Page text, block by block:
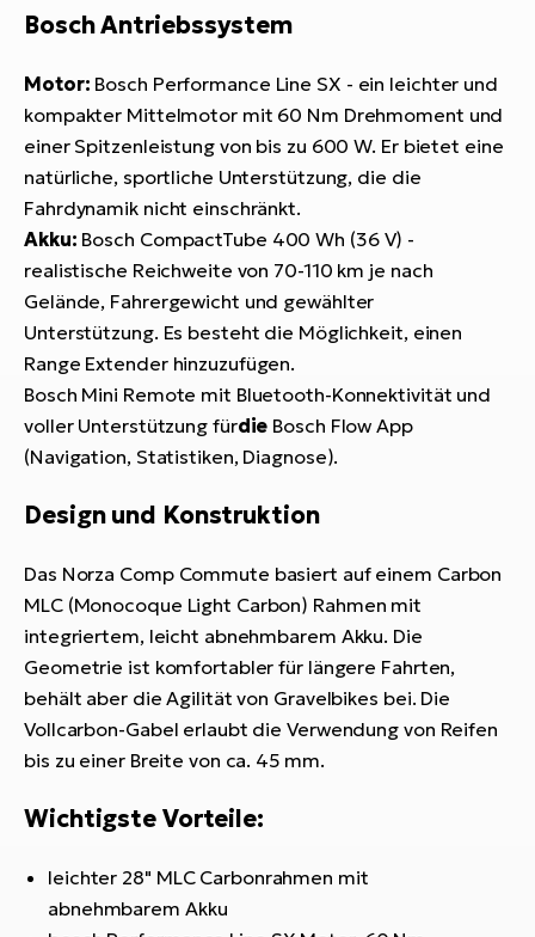
Bosch Antriebssystem
Motor: Bosch Performance Line SX - ein leichter und
kompakter Mittelmotor mit 60 Nm Drehmoment und
einer Spitzenleistung von bis zu 600 W. Er bietet eine
natürliche, sportliche Unterstützung, die die
Fahrdynamik nicht einschränkt.
Akku: Bosch CompactTube 400 Wh (36 V) -
realistische Reichweite von 70-110 km je nach
Gelände, Fahrergewicht und gewählter
Unterstützung. Es besteht die Möglichkeit, einen
Range Extender hinzuzufügen.
Bosch Mini Remote mit Bluetooth-Konnektivität und
voller Unterstützung fürdie Bosch Flow App
(Navigation, Statistiken, Diagnose).
Design und Konstruktion
Das Norza Comp Commute basiert auf einem Carbon
MLC (Monocoque Light Carbon) Rahmen mit
integriertem, leicht abnehmbarem Akku. Die
Geometrie ist komfortabler für längere Fahrten,
behält aber die Agilität von Gravelbikes bei. Die
Vollcarbon-Gabel erlaubt die Verwendung von Reifen
bis zu einer Breite von ca. 45 mm.
Wichtigste Vorteile:
leichter 28" MLC Carbonrahmen mit
abnehmbarem Akku